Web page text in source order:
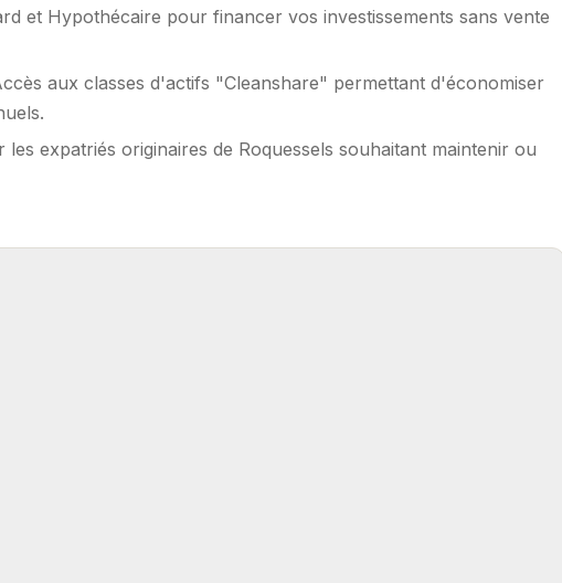
et Hypothécaire pour financer vos investissements sans vente
aux classes d'actifs "Cleanshare" permettant d'économiser
les expatriés originaires de Roquessels souhaitant maintenir ou